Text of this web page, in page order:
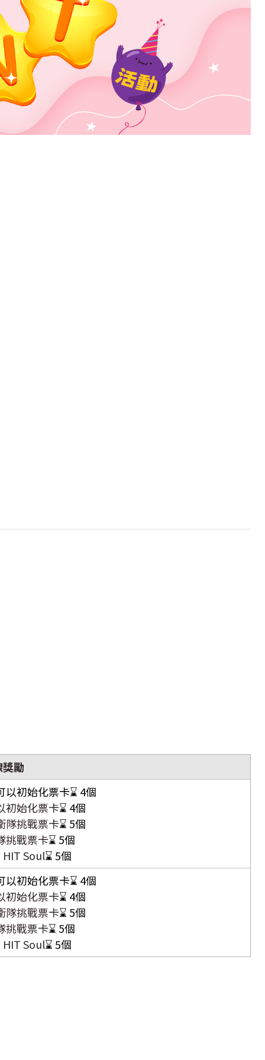
勵
初始化票卡⌛ 4個
初始化票卡⌛ 4個
隊挑戰票卡⌛ 5個
挑戰票卡⌛ 5個
HIT Soul⌛ 5個
初始化票卡⌛ 4個
初始化票卡⌛ 4個
隊挑戰票卡⌛ 5個
挑戰票卡⌛ 5個
HIT Soul⌛ 5個